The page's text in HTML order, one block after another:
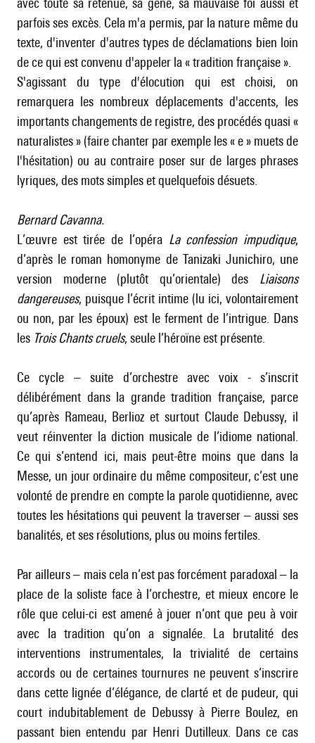
parfois ses excès. Cela m'a permis, par la nature même du
texte, d'inventer d'autres types de déclamations bien loin
de ce qui est convenu d'appeler la « tradition française ».
S'agissant du type d'élocution qui est choisi, on
remarquera les nombreux déplacements d'accents, les
importants changements de registre, des procédés quasi «
naturalistes » (faire chanter par exemple les « e » muets de
l'hésitation) ou au contraire poser sur de larges phrases
lyriques, des mots simples et quelquefois désuets.
Bernard Cavanna.
L’œuvre est tirée de l’opéra La confession impudique,
d’après le roman homonyme de Tanizaki Junichiro, une
version moderne (plutôt qu’orientale) des Liaisons
dangereuses, puisque l’écrit intime (lu ici, volontairement
ou non, par les époux) est le ferment de l’intrigue. Dans
les Trois Chants cruels, seule l’héroïne est présente.
Ce cycle – suite d’orchestre avec voix - s’inscrit
délibérément dans la grande tradition française, parce
qu’après Rameau, Berlioz et surtout Claude Debussy, il
veut réinventer la diction musicale de l’idiome national.
Ce qui s’entend ici, mais peut-être moins que dans la
Messe, un jour ordinaire du même compositeur, c’est une
volonté de prendre en compte la parole quotidienne, avec
toutes les hésitations qui peuvent la traverser – aussi ses
banalités, et ses résolutions, plus ou moins fertiles.
Par ailleurs – mais cela n’est pas forcément paradoxal – la
place de la soliste face à l’orchestre, et mieux encore le
rôle que celui-ci est amené à jouer n’ont que peu à voir
avec la tradition qu’on a signalée. La brutalité des
interventions instrumentales, la trivialité de certains
accords ou de certaines tournures ne peuvent s’inscrire
dans cette lignée d’élégance, de clarté et de pudeur, qui
court indubitablement de Debussy à Pierre Boulez, en
passant bien entendu par Henri Dutilleux. Dans ce cas